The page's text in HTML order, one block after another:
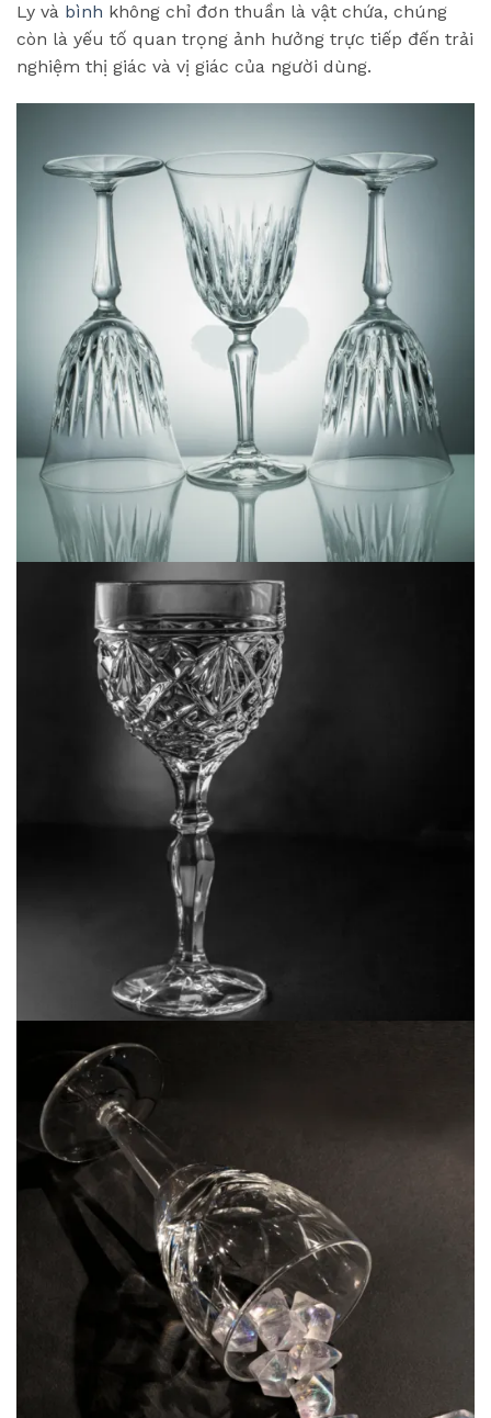
Ly và bình không chỉ đơn thuần là vật chứa, chúng
còn là yếu tố quan trọng ảnh hưởng trực tiếp đến trải
nghiệm thị giác và vị giác của người dùng.